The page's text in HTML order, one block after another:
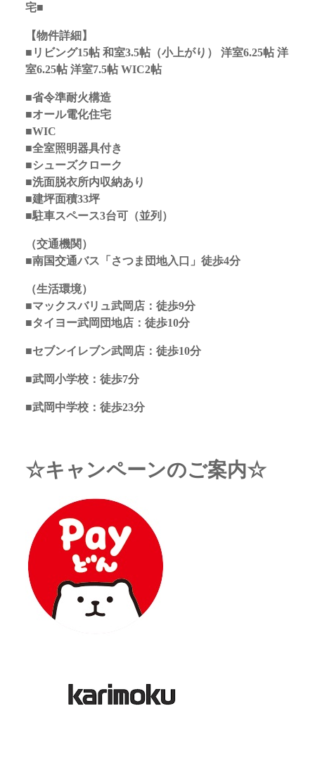
宅■
【物件詳細】
■リビング15帖 和室3.5帖（小上がり） 洋室6.25帖 洋
室6.25帖 洋室7.5帖 WIC2帖
■省令準耐火構造
■オール電化住宅
■WIC
■全室照明器具付き
■シューズクローク
■洗面脱衣所内収納あり
■建坪面積33坪
■駐車スペース3台可（並列）
（交通機関）
■南国交通バス「さつま団地入口」徒歩4分
（生活環境）
■マックスバリュ武岡店：徒歩9分
■タイヨー武岡団地店：徒歩10分
■セブンイレブン武岡店：徒歩10分
■武岡小学校：徒歩7分
■武岡中学校：徒歩23分
☆キャンペーンのご案内☆